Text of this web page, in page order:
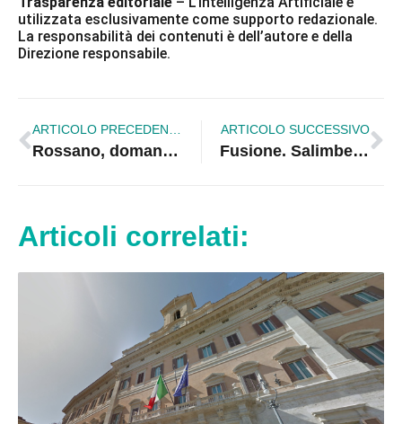
utilizzata esclusivamente come supporto redazionale.
La responsabilità dei contenuti è dell’autore e della
Direzione responsabile.
ARTICOLO PRECEDENTE
Rossano, domani all’Emporium cafe’ l’appuntamento con il caffe’ letterario
ARTICOLO SUCCESSIVO
Fusione. Salimbeni: “Guardiamo al futuro”.
Articoli correlati: